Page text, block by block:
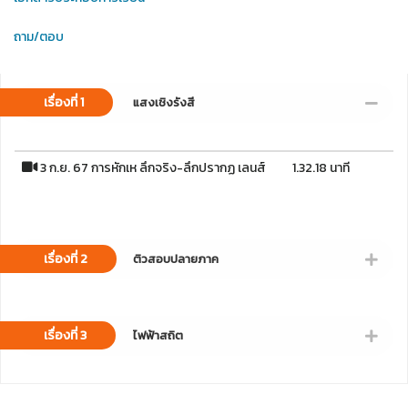
ถาม/ตอบ
เรื่องที่ 1 แสงเชิงรังสี
3 ก.ย. 67 การหักเห ลึกจริง-ลึกปรากฏ เลนส์ 1.32.18 นาที
เรื่องที่ 2 ติวสอบปลายภาค
เรื่องที่ 3 ไฟฟ้าสถิต